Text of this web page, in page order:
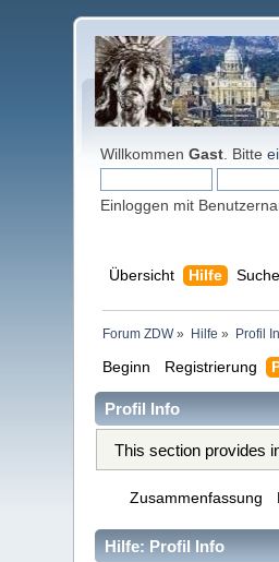
WillkommenGast . Bitte
Einloggen mit
Übersicht Hilfe Suche
Forum ZDW» Hilfe » Profil
Beginn Registrierung
Profil Info
This section provides
Zusammenfassung
Hilfe: Profil Info